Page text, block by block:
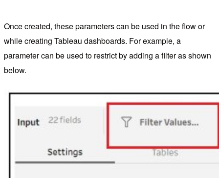
Once created, these parameters can be used in the flow or
while creating Tableau dashboards. For example, a
parameter can be used to restrict by adding a filter as shown
below.